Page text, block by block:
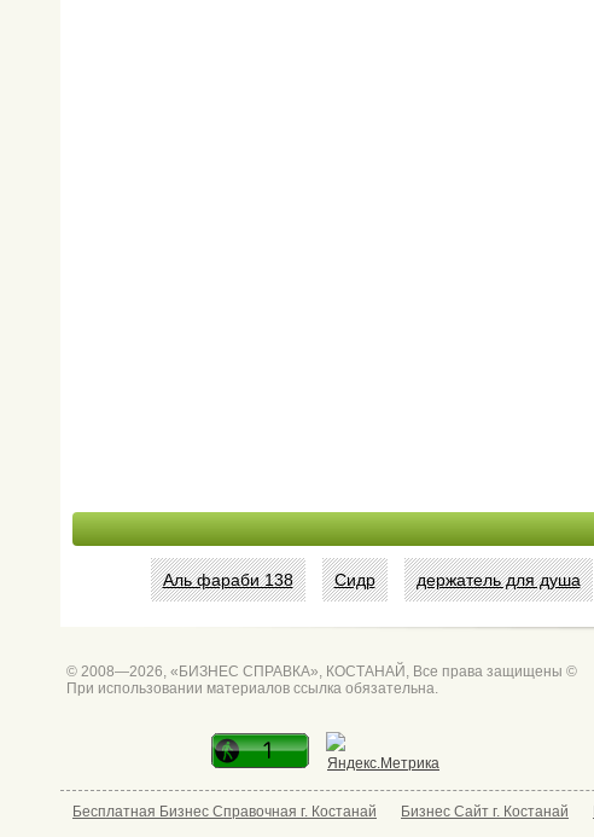
Аль фараби 138 Сидр держатель для душа
© 2008—2026, «БИЗНЕС СПРАВКА», КОСТАНАЙ, Все права защищены ©
При использовании материалов ссылка обязательна.
Бесплатная Бизнес Справочная г. Костанай Бизнес Сайт г. Костанай